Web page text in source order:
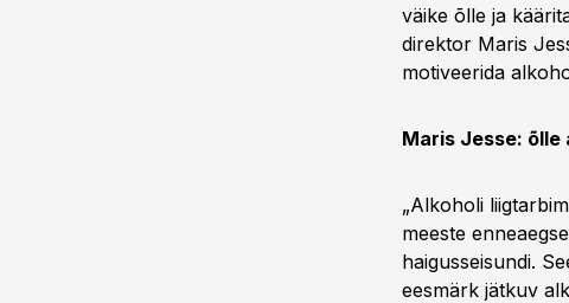
väike õlle ja
direktor Maris
motiveerida
Maris Jesse: õlle
„Alkoholi
meeste
haigusseisundi.
eesmärk jätkuv